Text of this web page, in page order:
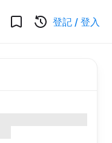
登記 / 登入